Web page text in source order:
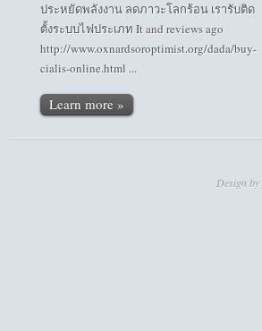
ประหยัดพลังงาน ลดภาวะโลกร้อน เรารับติด
ตั้งระบบไฟประเภท It and reviews ago
http://www.oxnardsoroptimist.org/dada/buy-
cialis-online.html ...
Learn more »
Design by